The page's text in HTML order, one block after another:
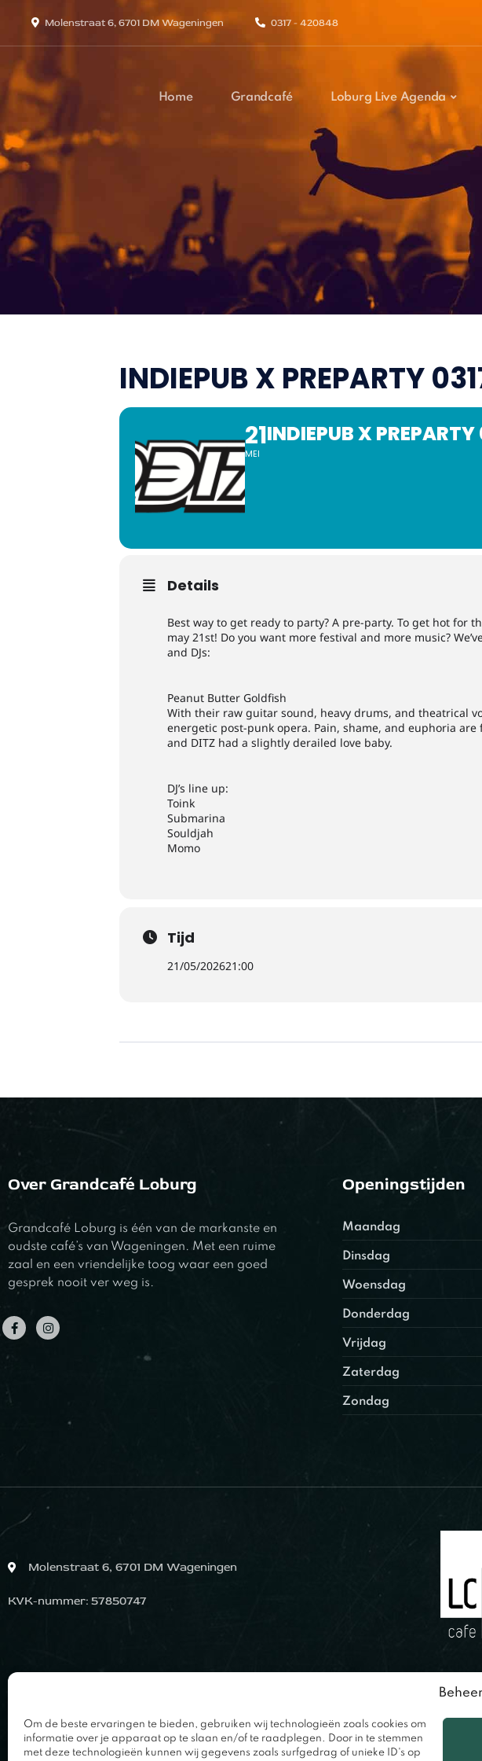
Om de beste ervaringen te bieden, gebruiken wij technologieën zoals cookies om
informatie over je apparaat op te slaan en/of te raadplegen. Door in te stemmen
met deze technologieën kunnen wij gegevens zoals surfgedrag of unieke ID's op
Molenstraat 6, 6701 DM Wageningen 0317 - 420848
Home Grandcafé Loburg Live Agenda
INDIEPUB X PREPARTY
21
MEI
INDIEPUB X PREPARTY
Details
Best way to get ready to party? A pre-party. To get hot for
may 21st! Do you want more festival and more music?
and DJs:
Peanut Butter Goldfish
With their raw guitar sound, heavy drums, and theatrical
energetic post-punk opera. Pain, shame, and euphoria
and DITZ had a slightly derailed love baby.
DJ’s line up:
Toink
Submarina
Souldjah
Momo
Tijd
21/05/202621:00
Over Grandcafé Loburg
Grandcafé Loburg is één van de markanste en
oudste café’s van Wageningen. Met een ruime
zaal en een vriendelijke toog waar een goed
gesprek nooit ver weg is.
Openingstijden
Maandag
Dinsdag
Woensdag
Donderdag
Vrijdag
Zaterdag
Zondag
Molenstraat 6, 6701 DM Wageningen
KVK-nummer: 57850747